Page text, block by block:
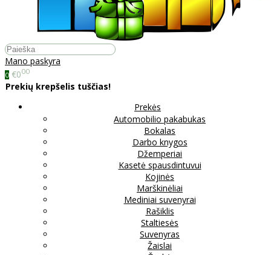
Mano paskyra
0 €000
Prekių krepšelis tuščias!
Prekės
Automobilio pakabukas
Bokalas
Darbo knygos
Džemperiai
Kasetė spausdintuvui
Kojinės
Marškinėliai
Mediniai suvenyrai
Rašiklis
Staltiesės
Suvenyras
Žaislai